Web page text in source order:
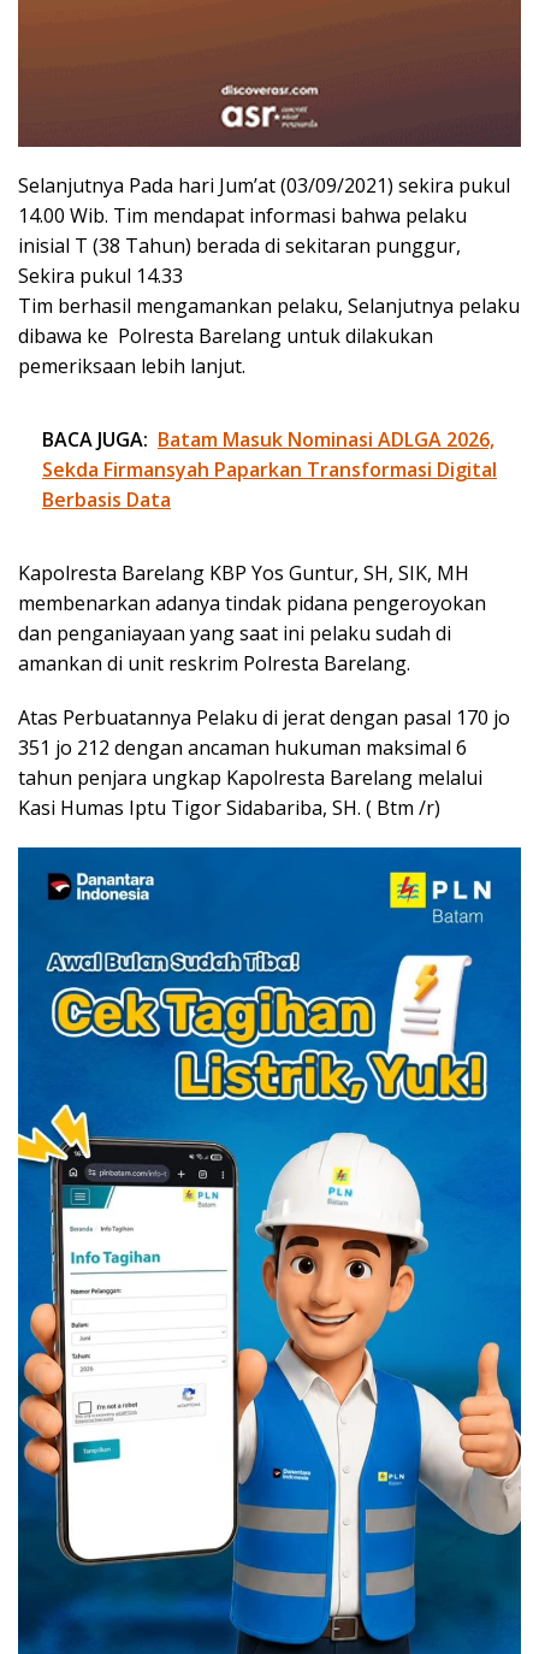
Selanjutnya Pada hari Jum’at (03/09/2021) sekira pukul
14.00 Wib. Tim mendapat informasi bahwa pelaku
inisial T (38 Tahun) berada di sekitaran punggur,
Sekira pukul 14.33
Tim berhasil mengamankan pelaku, Selanjutnya pelaku
dibawa ke Polresta Barelang untuk dilakukan
pemeriksaan lebih lanjut.
BACA JUGA: Batam Masuk Nominasi ADLGA 2026,
Sekda Firmansyah Paparkan Transformasi Digital
Berbasis Data
Kapolresta Barelang KBP Yos Guntur, SH, SIK, MH
membenarkan adanya tindak pidana pengeroyokan
dan penganiayaan yang saat ini pelaku sudah di
amankan di unit reskrim Polresta Barelang.
Atas Perbuatannya Pelaku di jerat dengan pasal 170 jo
351 jo 212 dengan ancaman hukuman maksimal 6
tahun penjara ungkap Kapolresta Barelang melalui
Kasi Humas Iptu Tigor Sidabariba, SH. ( Btm /r)